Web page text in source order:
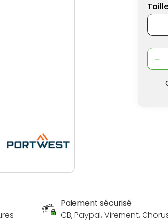
Taille
Paiement sécurisé
CB, Paypal, Virement,